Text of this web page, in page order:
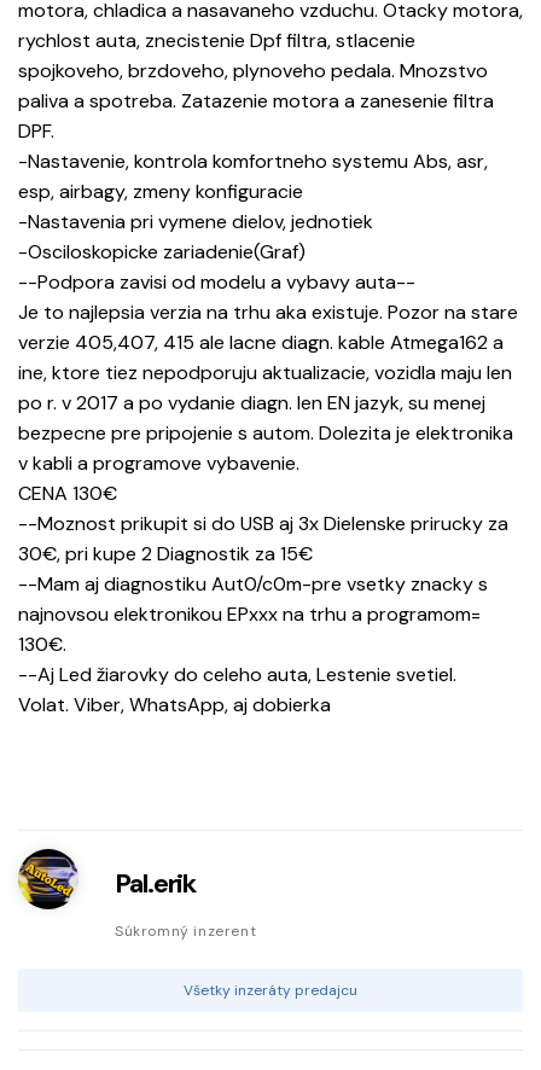
motora, chladica a nasavaneho vzduchu. Otacky motora,
rychlost auta, znecistenie Dpf filtra, stlacenie
spojkoveho, brzdoveho, plynoveho pedala. Mnozstvo
paliva a spotreba. Zatazenie motora a zanesenie filtra
DPF.
-Nastavenie, kontrola komfortneho systemu Abs, asr,
esp, airbagy, zmeny konfiguracie
-Nastavenia pri vymene dielov, jednotiek
-Osciloskopicke zariadenie(Graf)
--Podpora zavisi od modelu a vybavy auta--
Je to najlepsia verzia na trhu aka existuje. Pozor na stare
verzie 405,407, 415 ale lacne diagn. kable Atmega162 a
ine, ktore tiez nepodporuju aktualizacie, vozidla maju len
po r. v 2017 a po vydanie diagn. len EN jazyk, su menej
bezpecne pre pripojenie s autom. Dolezita je elektronika
v kabli a programove vybavenie.
CENA 130€
--Moznost prikupit si do USB aj 3x Dielenske prirucky za
30€, pri kupe 2 Diagnostik za 15€
--Mam aj diagnostiku Aut0/c0m-pre vsetky znacky s
najnovsou elektronikou EPxxx na trhu a programom=
130€.
--Aj Led žiarovky do celeho auta, Lestenie svetiel.
Volat. Viber, WhatsApp, aj dobierka
Pal.erik
Súkromný inzerent
Všetky inzeráty predajcu